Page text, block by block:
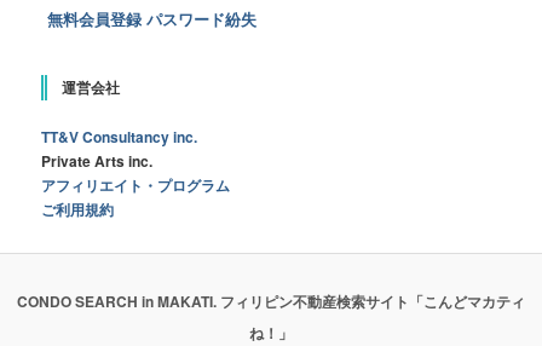
無料会員登録 パスワード紛失
運営会社
TT&V Consultancy inc.
Private Arts inc.
アフィリエイト・プログラム
ご利用規約
CONDO SEARCH in MAKATI. フィリピン不動産検索サイト「こんどマカティ
ね！」